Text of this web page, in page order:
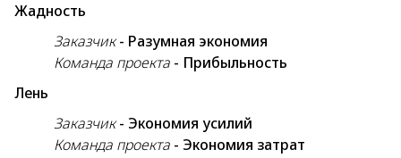
Жадность
Заказчик- Разумная экономия
Команда проекта - Прибыльность
Лень
Заказчик- Экономия усилий
Команда проекта - Экономия затрат